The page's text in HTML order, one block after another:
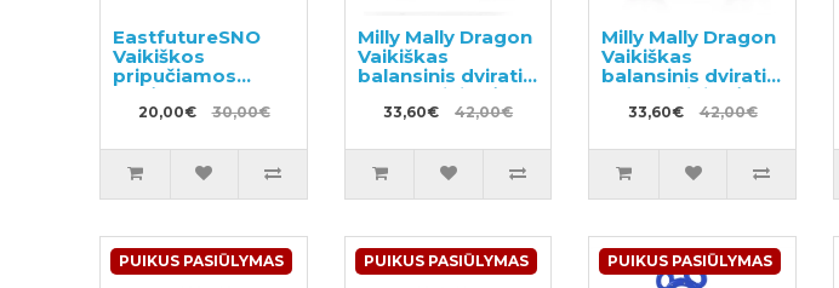
EastfutureSNO
Vaikiškos
pripučiamos
rogės
20,00€ 30,00€
Milly Mally Dragon
Vaikiškas
balansinis dviratis
su metaliniu rėmu
33,60€ 42,00€
Milly Mally Dragon
Vaikiškas
balansinis dviratis
su metaliniu rėmu
33,60€ 42,00€
PUIKUS PASIŪLYMAS PUIKUS PASIŪLYMAS PUIKUS PASIŪLYMAS